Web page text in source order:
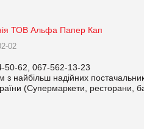
ТОВ Альфа Папер Кап
02
50-62, 067-562-13-23
надійних
(Супермаркети,